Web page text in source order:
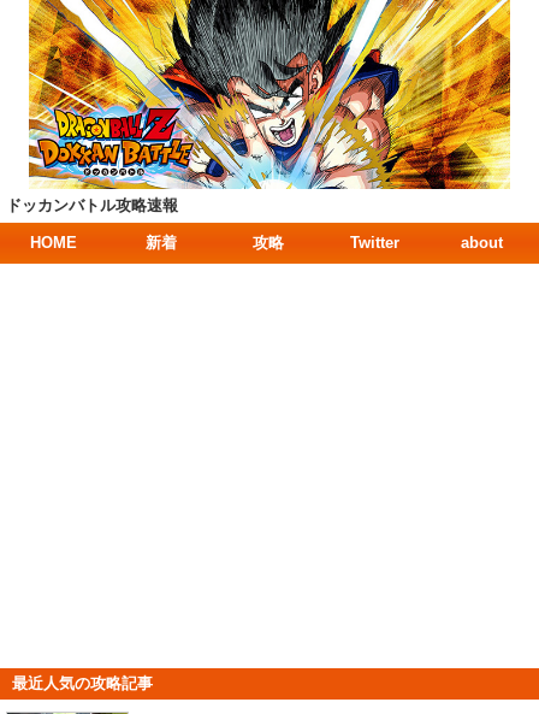
ドッカンバトル攻略速報
HOME 新着 攻略 Twitter about
最近人気の攻略記事